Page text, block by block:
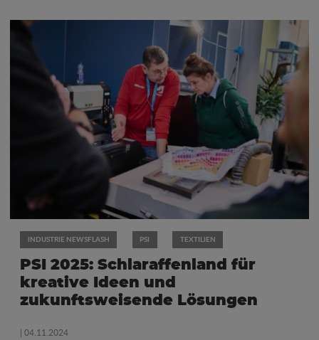
INDUSTRIE NEWSFLASH PSI TEXTILIEN
PSI 2025: Schlaraffenland für
kreative Ideen und
zukunftsweisende Lösungen
| 04.11.2024